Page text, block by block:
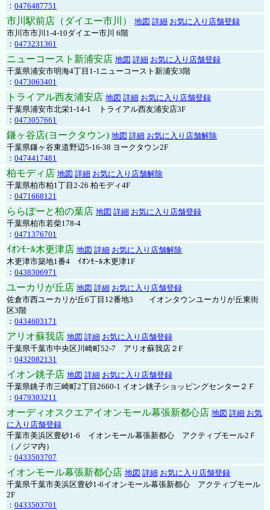
： 0476487751
市川駅前店（ダイエー市川） 地図 詳細 お気に入り店舗登録
市川市市川1-4-10ダイエー市川 6階
： 0473231361
ニューコースト新浦安店 地図 詳細 お気に入り店舗登録
千葉県浦安市明海4丁目1-1ニューコースト新浦安3階
： 0473063401
トライアル西友浦安店 地図 詳細 お気に入り店舗登録
千葉県浦安市北栄1-14-1 トライアル西友浦安店3F
： 0473057661
鎌ヶ谷店(ヨークタウン) 地図 詳細 お気に入り店舗解除
千葉県鎌ヶ谷東道野辺5-16-38 ヨークタウン2F
： 0474417481
柏モディ店 地図 詳細 お気に入り店舗解除
千葉県柏市柏1丁目2-26 柏モディ4F
： 0471668121
ららぽーと柏の葉店 地図 詳細 お気に入り店舗登録
千葉県柏市若柴178-4
： 0471376701
ｲｵﾝﾓｰﾙ木更津店 地図 詳細 お気に入り店舗解除
木更津市築地1番4 ｲｵﾝﾓｰﾙ木更津1F
： 0438306971
ユーカリが丘店 地図 詳細 お気に入り店舗登録
佐倉市西ユーカリが丘6丁目12番地3 イオンタウンユーカリが丘東街
区3階
： 0434603171
アリオ蘇我店 地図 詳細 お気に入り店舗登録
千葉県千葉市中央区川崎町52-7 アリオ蘇我店２F
： 0432082131
イオン銚子店 地図 詳細 お気に入り店舗登録
千葉県銚子市三崎町2丁目2660-1 イオン銚子ショッピングセンター２Ｆ
： 0479303211
オーディオスクエアイオンモール幕張新都心店 地図 詳細 お気
に入り店舗登録
千葉市美浜区豊砂1-6 イオンモール幕張新都心 アクティブモール2Ｆ
（ノジマ内）
： 0433503707
イオンモール幕張新都心店 地図 詳細 お気に入り店舗登録
千葉県千葉市美浜区豊砂1-6イオンモール幕張新都心 アクティブモール
2F
： 0433503701